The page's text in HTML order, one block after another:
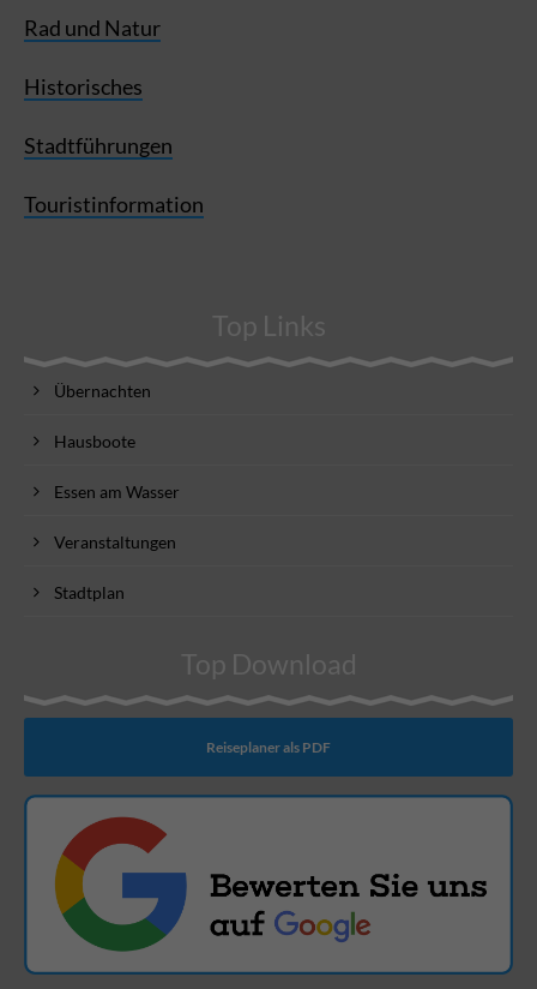
Rad und Natur
Historisches
Stadtführungen
Touristinformation
Top Links
Übernachten
Hausboote
Essen am Wasser
Veranstaltungen
Stadtplan
Top Download
Reiseplaner als PDF